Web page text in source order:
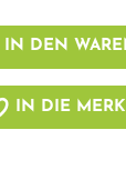
IN DEN
IN DIE